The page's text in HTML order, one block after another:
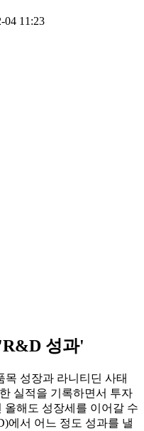
04 11:23
성과'
목 성장과 라니티딘 사태
실적을 기록하면서 투자
올해도 성장세를 이어갈 수
에서 어느 정도 성과를 낼